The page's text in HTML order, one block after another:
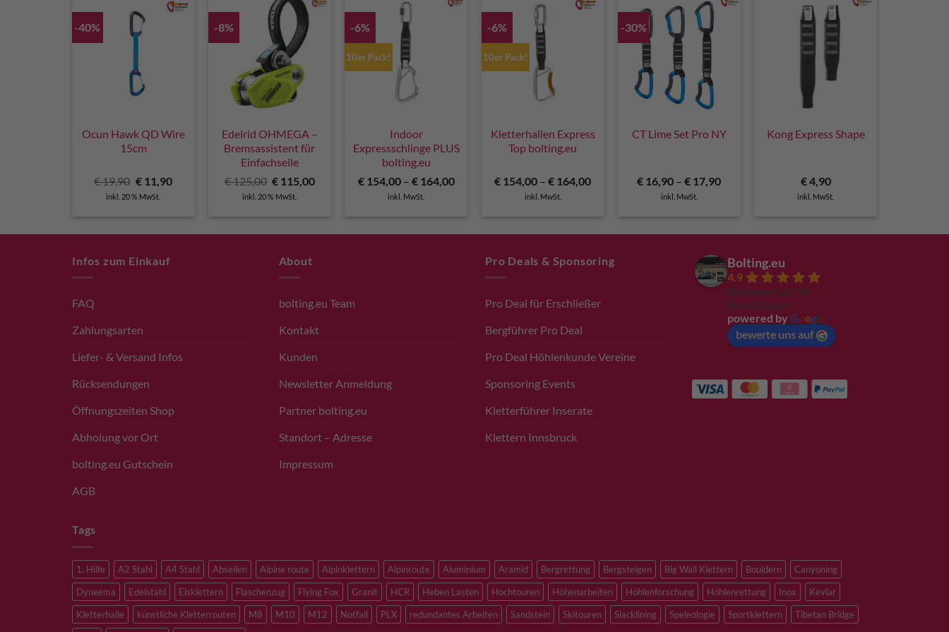
-40%
Ocun Hawk QD Wire
15cm
€19,90 Ursprünglicher
Preis
war:
€ 11,90Aktueller
inkl. 20 % MwSt.
-8%
Edelrid OHMEGA –
Bremsassistent für
Einfachseile
€125,00 Ursprünglicher
Preis
war:
€ 115,00Aktueller
inkl. 20 % MwSt.
-6%
10er Pack!
Indoor
Expressschlinge PLUS
bolting.eu
€154,00– €164,00
inkl. MwSt.
-6%
10er Pack!
Kletterhallen Express
Top bolting.eu
€ 154,00 –€ 164,00
inkl. MwSt.
-30%
CT Lime Set Pro NY
€ 16,90 –€ 17,90
inkl. MwSt.
Kong Express Shape
€4,90
inkl. MwSt.
Infos zum Einkauf
FAQ
Zahlungsarten
Liefer- & Versand Infos
Rücksendungen
Öffnungszeiten Shop
Abholung vor Ort
bolting.eu Gutschein
AGB
About
bolting.eu Team
Kontakt
Kunden
Newsletter Anmeldung
Partner bolting.eu
Standort – Adresse
Impressum
Pro Deals & Sponsoring
Pro Deal für Erschließer
Bergführer Pro Deal
Pro Deal Höhlenkunde Vereine
Sponsoring Events
Kletterführer Inserate
Klettern Innsbruck
Bolting.eu
4.9
Basierend auf 94
Bewertungen
powered by G ogl
bewerte uns auf
Tags
1. Hilfe A2 Stahl A4 Stahl Abseilen Alpine route Alpinklettern Alpinroute Aluminium Aramid Bergrettung Bergsteigen Big Wall Klettern Bouldern
Canyoning
Dyneema
Edelstahl Eisklettern Flaschenzug Flying Fox Granit HCR Heben Lasten Hochtouren Höhenarbeiten Höhlenforschung Höhlenrettung Inox
Kevlar
Kletterhalle
künstliche Kletterrouten M8 M10 M12 Notfall PLX redundantes Arbeiten Sandstein Skitouren Slacklining Speleologie Sportklettern
Tibetan Bridge